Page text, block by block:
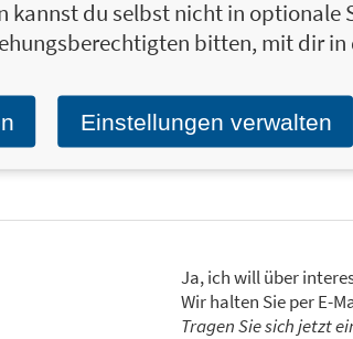
Heiner Romberg
niedergelassener
und betreut seit
Zum Profil von Heiner
Ja, ich will über
Wir halten Sie per E-
Tragen Sie sich jetzt
kannst du selbst nicht in
bitten, mit dir
Einstellungen verwalten